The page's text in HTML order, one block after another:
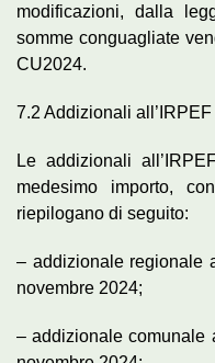
modificazioni, dalla
somme conguagliate
CU2024.
7.2 Addizionali all’IRPEF
Le addizionali
medesimo importo,
riepilogano di seguito:
– addizionale regionale
novembre 2024;
– addizionale comunale